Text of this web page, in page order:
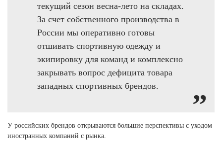
текущий сезон весна-лето на складах.
За счет собственного производства в
России мы оперативно готовы
отшивать спортивную одежду и
экипировку для команд и комплексно
закрывать вопрос дефицита товара
западных спортивных брендов.
У российских брендов открываются большие перспективы с уходом
иностранных компаний с рынка.